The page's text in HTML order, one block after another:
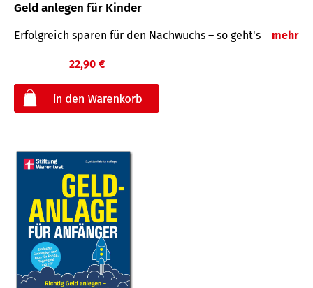
Geld anlegen für Kinder
Erfolgreich sparen für den Nachwuchs – so geht's mehr
22,90 €